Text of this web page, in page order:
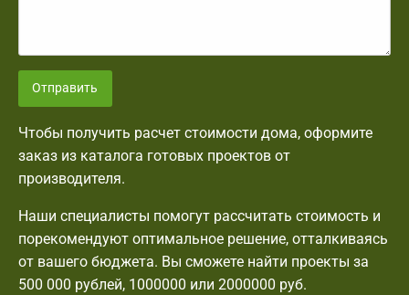
Отправить
Чтобы получить расчет стоимости дома, оформите
заказ из каталога готовых проектов от
производителя.
Наши специалисты помогут рассчитать стоимость и
порекомендуют оптимальное решение, отталкиваясь
от вашего бюджета. Вы сможете найти проекты за
500 000 рублей, 1000000 или 2000000 руб.